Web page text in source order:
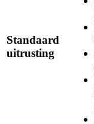
Standaard
uitrusting